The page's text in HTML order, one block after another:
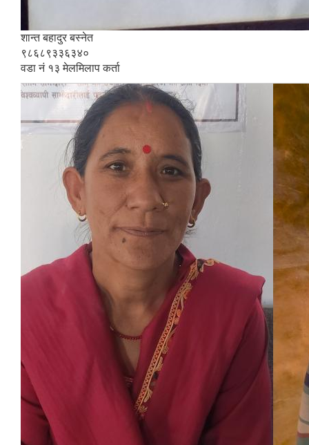
शान्त बहादुर बस्नेत
९८६८९३३६३४०
वडा नं १३ मेलमिलाप कर्ता